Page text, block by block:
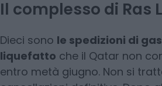
Il complesso di Ras
Dieci sono le spedizioni di
liquefatto che il Qatar non
entro metà giugno. Non si